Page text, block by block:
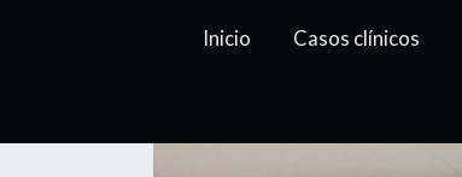
Inicio Casos clínicos